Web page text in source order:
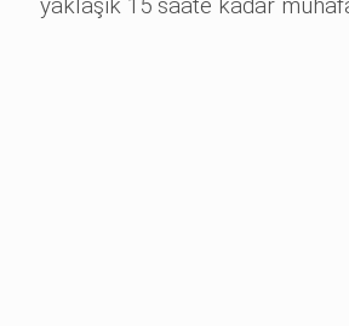
yaklaşık 15 saate kadar